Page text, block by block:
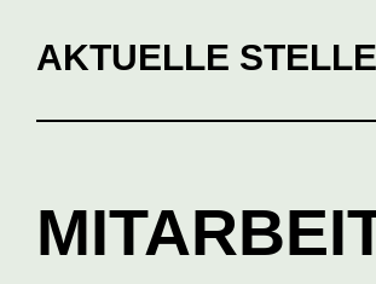
AKTUELLE